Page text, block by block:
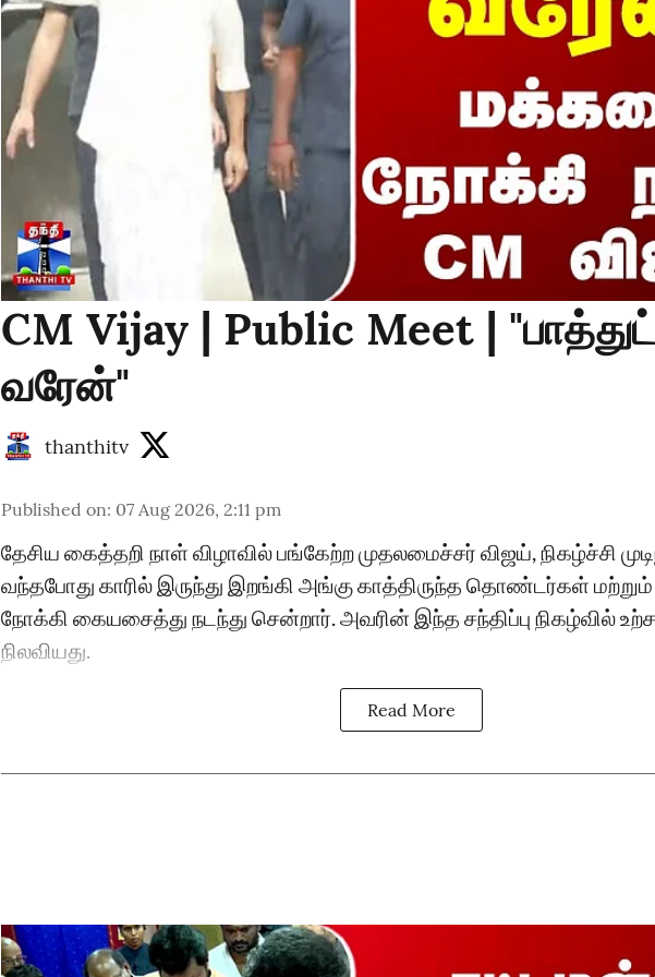
CM Vijay | Public Meet |
வரேன்"
thanthitv
Published on: 07 Aug 2026, 2:11 pm
தேசிய கைத்தறி நாள் விழாவில் பங்கேற்ற முதலமைச்சர் விஜய், நிகழ்ச்சி
வந்தபோது காரில் இருந்து இறங்கி அங்கு காத்திருந்த தொண்டர்கள்
நோக்கி கையசைத்து நடந்து சென்றார். அவரின் இந்த சந்திப்பு நிகழ்வில்
நிலவியது.
Read More